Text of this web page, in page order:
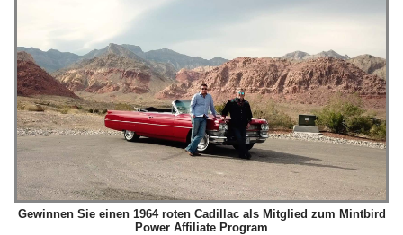
Gewinnen Sie einen 1964 roten Cadillac als Mitglied zum Mintbird
Power Affiliate Program